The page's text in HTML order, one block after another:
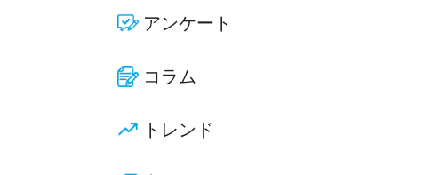
アンケート
コラム
トレンド